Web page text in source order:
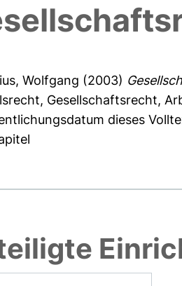
Wolfgang (2003)
Gesellschaftsrecht,
dieses